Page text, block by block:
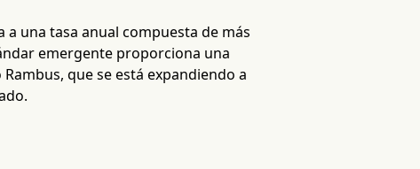
a una tasa anual compuesta de más
emergente proporciona una
que se está expandiendo a